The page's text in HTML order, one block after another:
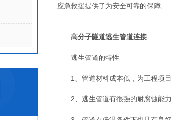
应急救援提供了为安全可靠的保障;
高分子隧道逃生管道连接
逃生管道的特性
1、管道材料成本低，为工程项目
2、逃生管道有很强的耐腐蚀能力